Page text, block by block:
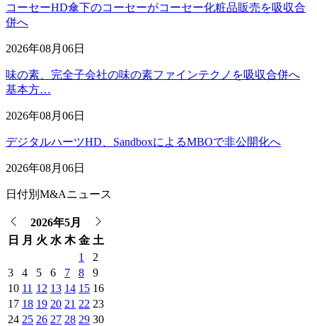
コーセーHD傘下のコーセーがコーセー化粧品販売を吸収合
併へ
2026年08月06日
味の素、完全子会社の味の素ファインテクノを吸収合併へ
基本方…
2026年08月06日
デジタルハーツHD、SandboxによるMBOで非公開化へ
2026年08月06日
日付別M&Aニュース
2026年5月
日
月 火 水 木 金 土
1
2
3
4 5 6 7 8
9
10 11 12 13 14 15 16
17 18 19 20 21 22 23
24 25 26 27 28 29 30